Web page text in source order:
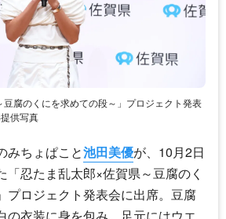
豆腐のくにを求めての段～」プロジェクト発表
供写真
みちょぱこと池田美優が、10月2日
「忍たま乱太郎×佐賀県～豆腐のく
プロジェクト発表会に出席。豆腐
の衣装に身を包み、足元にはウエ